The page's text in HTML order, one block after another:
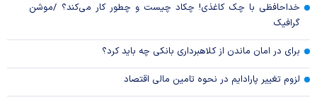
خداحافظی با چک کاغذی! چکاد چیست و چطور کار می‌کند؟ /موشن
گرافیک
برای در امان ماندن از کلاهبرداری بانکی چه باید کرد؟
لزوم تغییر پارادایم در نحوه تامین مالی اقتصاد